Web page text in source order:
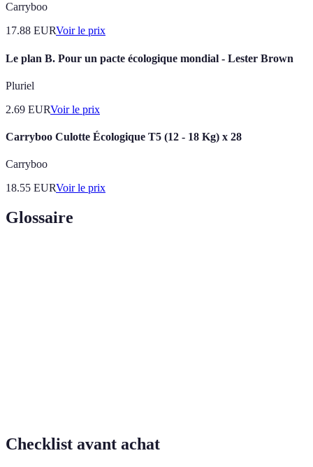
Carryboo
17.88 EURVoir le prix
Le plan B. Pour un pacte écologique mondial - Lester Brown
Pluriel
2.69 EURVoir le prix
Carryboo Culotte Écologique T5 (12 - 18 Kg) x 28
Carryboo
18.55 EURVoir le prix
Glossaire
Checklist avant achat